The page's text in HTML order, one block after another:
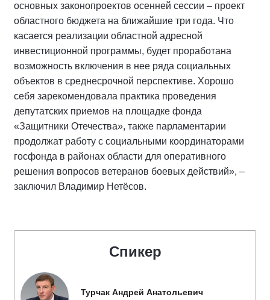
основных законопроектов осенней сессии – проект
областного бюджета на ближайшие три года. Что
касается реализации областной адресной
инвестиционной программы, будет проработана
возможность включения в нее ряда социальных
объектов в среднесрочной перспективе. Хорошо
себя зарекомендовала практика проведения
депутатских приемов на площадке фонда
«Защитники Отечества», также парламентарии
продолжат работу с социальными координаторами
госфонда в районах области для оперативного
решения вопросов ветеранов боевых действий», –
заключил Владимир Нетёсов.
Спикер
Турчак Андрей Анатольевич